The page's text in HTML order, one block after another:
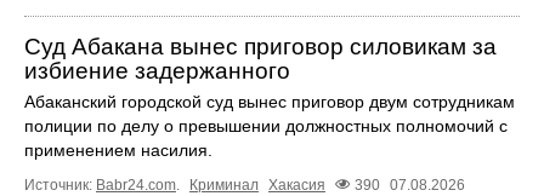
Суд Абакана вынес приговор силовикам за
избиение задержанного
Абаканский городской суд вынес приговор двум сотрудникам
полиции по делу о превышении должностных полномочий с
применением насилия.
Источник: Babr24.com. Криминал Хакасия 390 07.08.2026